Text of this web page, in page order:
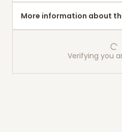
More information about
Verifying you